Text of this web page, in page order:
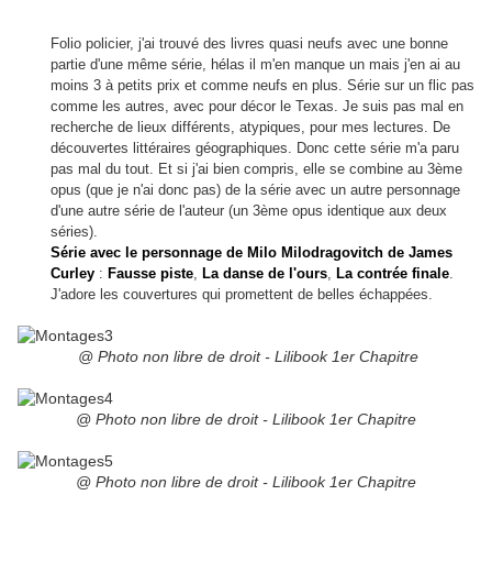
Folio policier, j'ai trouvé des livres quasi neufs avec une bonne
partie d'une même série, hélas il m'en manque un mais j'en ai au
moins 3 à petits prix et comme neufs en plus. Série sur un flic pas
comme les autres, avec pour décor le Texas. Je suis pas mal en
recherche de lieux différents, atypiques, pour mes lectures. De
découvertes littéraires géographiques. Donc cette série m'a paru
pas mal du tout. Et si j'ai bien compris, elle se combine au 3ème
opus (que je n'ai donc pas) de la série avec un autre personnage
d'une autre série de l'auteur (un 3ème opus identique aux deux
séries).
Série avec le personnage de Milo Milodragovitch de James
Curley : Fausse piste, La danse de l'ours, La contrée finale.
J'adore les couvertures qui promettent de belles échappées.
@ Photo non libre de droit - Lilibook 1er Chapitre
@ Photo non libre de droit - Lilibook 1er Chapitre
@ Photo non libre de droit - Lilibook 1er Chapitre